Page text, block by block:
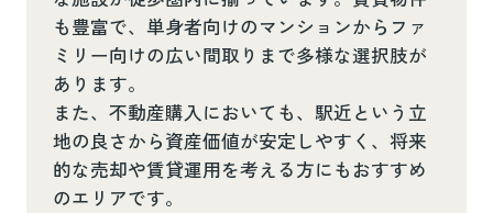
も豊富で、単身者向けのマンションからファ
ミリー向けの広い間取りまで多様な選択肢が
あります。
また、不動産購入においても、駅近という立
地の良さから資産価値が安定しやすく、将来
的な売却や賃貸運用を考える方にもおすすめ
のエリアです。